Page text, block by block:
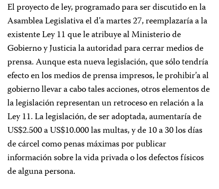
El proyecto de ley, programado para ser discutido en la
Asamblea Legislativa el d’a martes 27, reemplazaría a la
existente Ley 11 que le atribuye al Ministerio de
Gobierno y Justicia la autoridad para cerrar medios de
prensa. Aunque esta nueva legislación, que sólo tendría
efecto en los medios de prensa impresos, le prohibir’a al
gobierno llevar a cabo tales acciones, otros elementos de
la legislación representan un retroceso en relación a la
Ley 11. La legislación, de ser adoptada, aumentaría de
US$2.500 a US$10.000 las multas, y de 10 a 30 los días
de cárcel como penas máximas por publicar
información sobre la vida privada o los defectos físicos
de alguna persona.